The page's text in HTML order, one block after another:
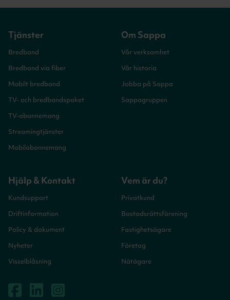
Tjänster
Bredband
Bredband via fiber
Mobilt bredband
TV- och bredbandspaket
TV-abonnemang
Streamingtjänster
Mobilabonnemang
Om Sappa
Vår verksamhet
Vår historia
Jobba på Sappa
Sappagruppen
Hjälp & Kontakt
Kundsupport
Driftinformation
Policy & dokument
Nyheter
Visselblåsning
Vem är du?
Privatkund
Bostadsrättsförening
Fastighetsägare
Företag
Nätägare